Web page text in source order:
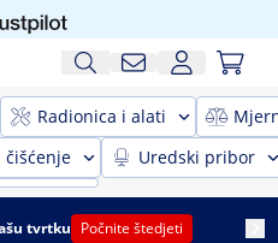
Radionica i alati
čišćenje
Uredski pribor
tvrtku Počnite štedjeti